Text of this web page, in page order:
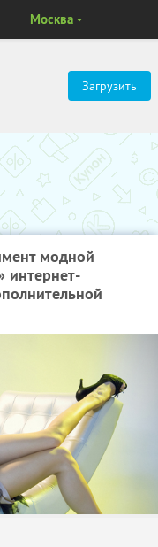
Загрузить
Москва
модной
интернет-